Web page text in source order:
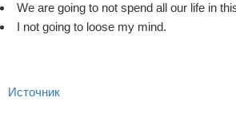
We are going to not spend all our life in
I not going to loose my mind.
Источник